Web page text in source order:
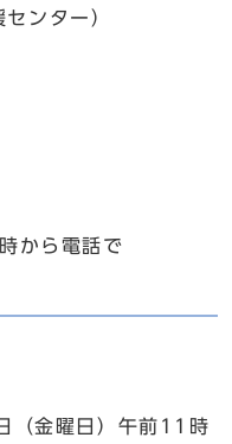
ンター）
から電話で
金曜日）午前11時